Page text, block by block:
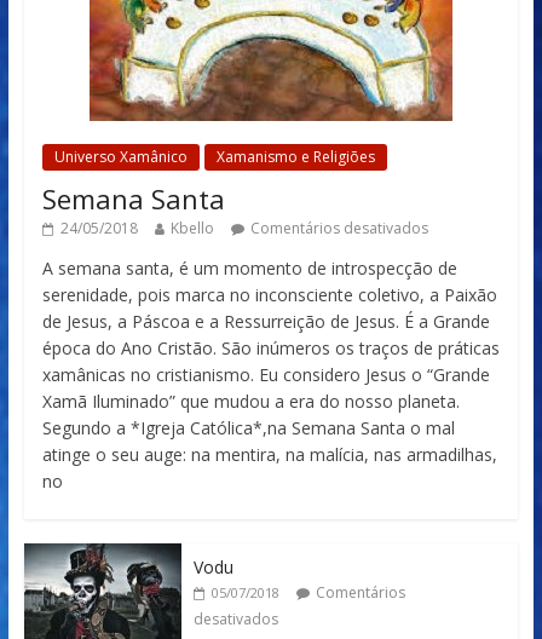
Universo Xamânico Xamanismo e Religiões
Semana Santa
24/05/2018 Kbello Comentários desativados
A semana santa, é um momento de introspecção de
serenidade, pois marca no inconsciente coletivo, a Paixão
de Jesus, a Páscoa e a Ressurreição de Jesus. É a Grande
época do Ano Cristão. São inúmeros os traços de práticas
xamânicas no cristianismo. Eu considero Jesus o “Grande
Xamã Iluminado” que mudou a era do nosso planeta.
Segundo a *Igreja Católica*,na Semana Santa o mal
atinge o seu auge: na mentira, na malícia, nas armadilhas,
no
Vodu
05/07/2018
Comentários
desativados